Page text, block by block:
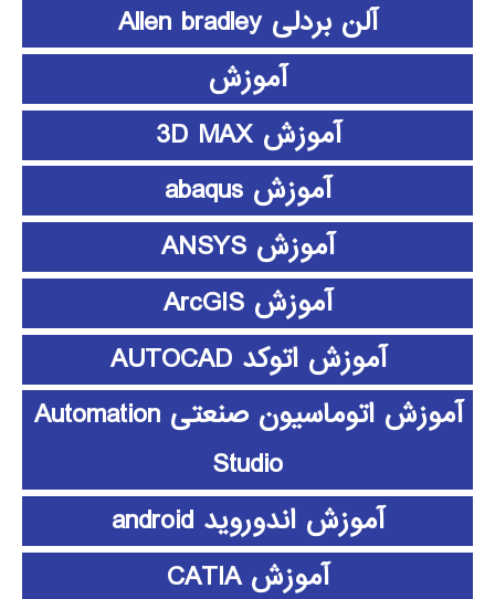
آلن بردلی Allen bradley
آموزش
آموزش 3D MAX
آموزش abaqus
آموزش ANSYS
آموزش ArcGIS
آموزش اتوکد AUTOCAD
آموزش اتوماسیون صنعتی Automation
Studio
آموزش اندوروید android
آموزش CATIA